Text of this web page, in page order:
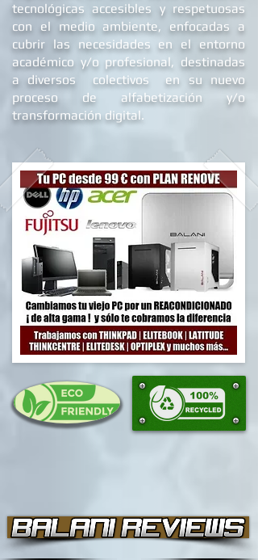
tecnológicas accesibles y respetuosas
con el medio ambiente, enfocadas a
cubrir las necesidades en el entorno
académico y/o profesional, destinadas
a diversos colectivos en su nuevo
proceso de alfabetización y/o
transformación digital.